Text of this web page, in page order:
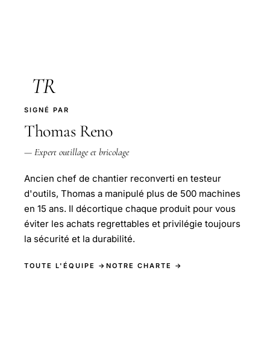
TR
SIGNÉ PAR
Thomas Reno
— Expert outillage et bricolage
Ancien chef de chantier reconverti en testeur
d'outils, Thomas a manipulé plus de 500 machines
en 15 ans. Il décortique chaque produit pour vous
éviter les achats regrettables et privilégie toujours
la sécurité et la durabilité.
TOUTE L'ÉQUIPE → NOTRE CHARTE →